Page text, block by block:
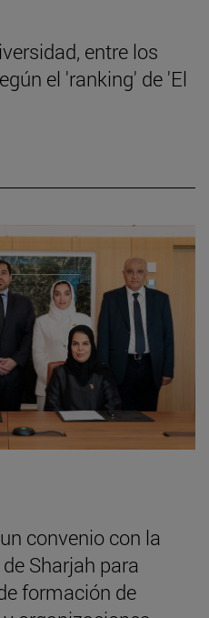
entre los
el 'ranking' de 'El
convenio con la
Sharjah para
formación de